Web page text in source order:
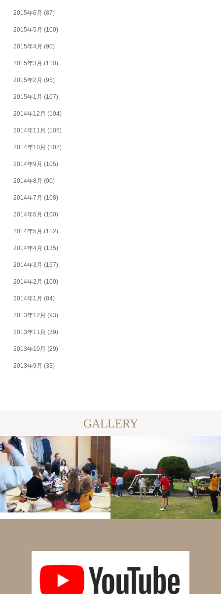
2015年6月 (87)
2015年5月 (100)
2015年4月 (90)
2015年3月 (110)
2015年2月 (95)
2015年1月 (107)
2014年12月 (104)
2014年11月 (105)
2014年10月 (102)
2014年9月 (105)
2014年8月 (90)
2014年7月 (108)
2014年6月 (100)
2014年5月 (112)
2014年4月 (135)
2014年3月 (157)
2014年2月 (100)
2014年1月 (84)
2013年12月 (93)
2013年11月 (39)
2013年10月 (29)
2013年9月 (33)
GALLERY